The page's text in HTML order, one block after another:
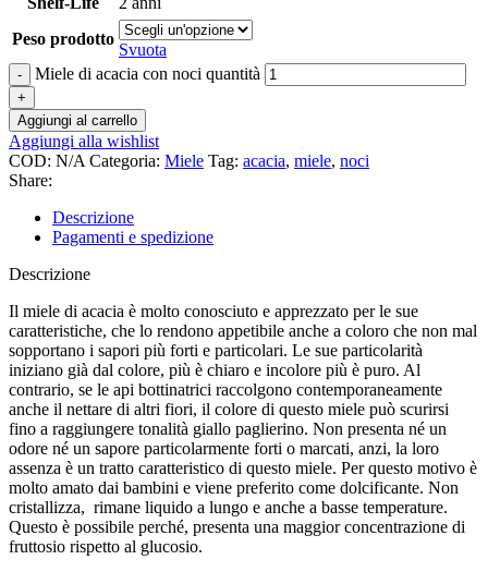
Peso prodotto
Svuota
Miele di acacia con noci quantità
Aggiungi al carrello
Aggiungi alla wishlist
COD: N/A Categoria: Miele Tag: acacia, miele, noci
Share:
Descrizione
Pagamenti e spedizione
Descrizione
Il miele di acacia è molto conosciuto e apprezzato per le sue
caratteristiche, che lo rendono appetibile anche a coloro che non mal
sopportano i sapori più forti e particolari. Le sue particolarità
iniziano già dal colore, più è chiaro e incolore più è puro. Al
contrario, se le api bottinatrici raccolgono contemporaneamente
anche il nettare di altri fiori, il colore di questo miele può scurirsi
fino a raggiungere tonalità giallo paglierino. Non presenta né un
odore né un sapore particolarmente forti o marcati, anzi, la loro
assenza è un tratto caratteristico di questo miele. Per questo motivo è
molto amato dai bambini e viene preferito come dolcificante. Non
cristallizza, rimane liquido a lungo e anche a basse temperature.
Questo è possibile perché, presenta una maggior concentrazione di
fruttosio rispetto al glucosio.